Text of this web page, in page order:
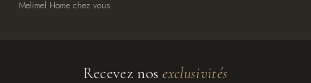
Melimel Home chez vous
Recevez nos exclusivités